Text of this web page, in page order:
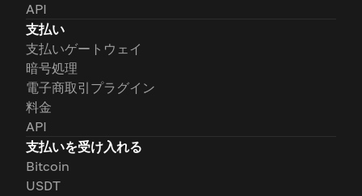
API
支払い
支払いゲートウェイ
暗号処理
電子商取引プラグイン
料金
API
支払いを受け入れる
Bitcoin
USDT